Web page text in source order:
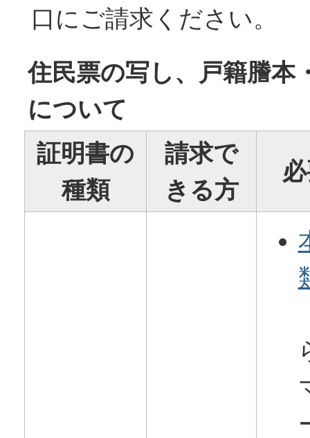
口にご請求ください。
住民票の写し、戸籍謄本
について
証明書の
種類
請求で
きる方